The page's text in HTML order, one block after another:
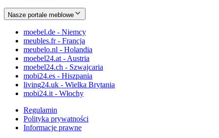
Nasze portale meblowe
moebel.de - Niemcy
meubles.fr - Francja
meubelo.nl - Holandia
moebel24.at - Austria
moebel24.ch - Szwajcaria
mobi24.es - Hiszpania
living24.uk - Wielka Brytania
mobi24.it - Włochy
Regulamin
Polityka prywatności
Informacje prawne